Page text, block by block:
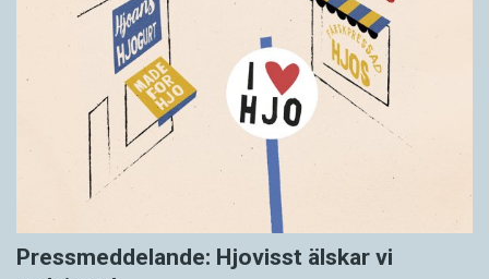
Pressmeddelande: Hjovisst älskar vi